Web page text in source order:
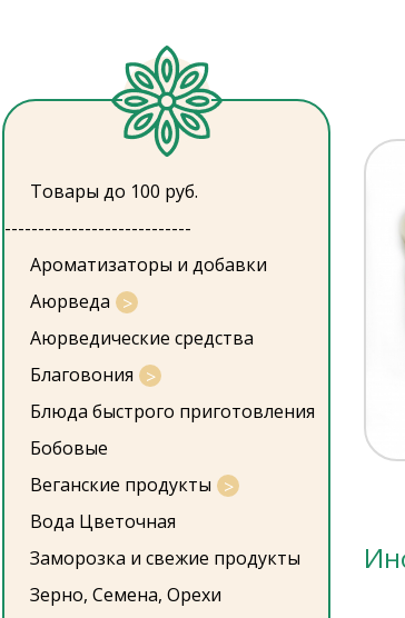
Товары до 100 руб.
----------------------------
Ароматизаторы и добавки
Аюрведа
Аюрведические средства
Благовония
Блюда быстрого приготовления
Бобовые
Веганские продукты
Вода Цветочная
Заморозка и свежие продукты
Зерно, Семена, Орехи